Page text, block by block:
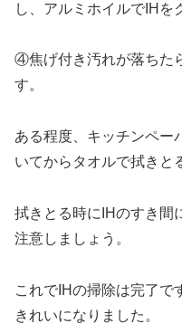
し、アルミホイルでIHを
④焦げ付き汚れが落ちた
す。
ある程度、 キッチンペー
いてからタオルで拭きと
拭きとる時にIHのすき間
注意しましょう。
これでIHの掃除は完了で
きれいになりました。